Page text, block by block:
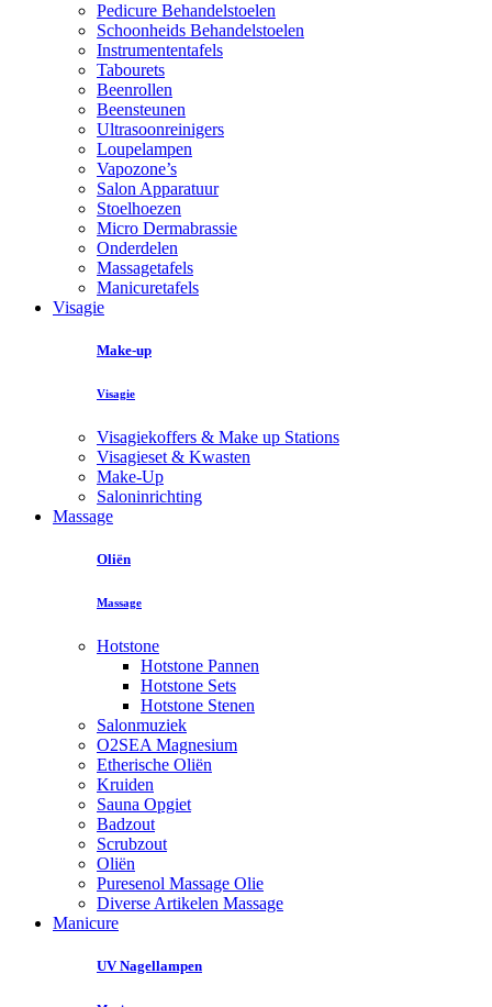
Pedicure Behandelstoelen
Schoonheids Behandelstoelen
Instrumententafels
Tabourets
Beenrollen
Beensteunen
Ultrasoonreinigers
Loupelampen
Vapozone’s
Salon Apparatuur
Stoelhoezen
Micro Dermabrassie
Onderdelen
Massagetafels
Manicuretafels
Visagie
Make-up
Visagie
Visagiekoffers & Make up Stations
Visagieset & Kwasten
Make-Up
Saloninrichting
Massage
Oliën
Massage
Hotstone
Hotstone Pannen
Hotstone Sets
Hotstone Stenen
Salonmuziek
O2SEA Magnesium
Etherische Oliën
Kruiden
Sauna Opgiet
Badzout
Scrubzout
Oliën
Puresenol Massage Olie
Diverse Artikelen Massage
Manicure
UV Nagellampen